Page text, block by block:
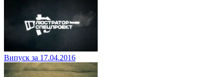
Випуск за 17.04.2016